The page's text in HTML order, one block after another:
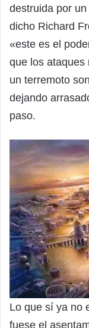
destruida por
dicho Richard
«este es el
que los ataques
un terremoto
dejando
paso.
Lo que sí ya no
fuese el